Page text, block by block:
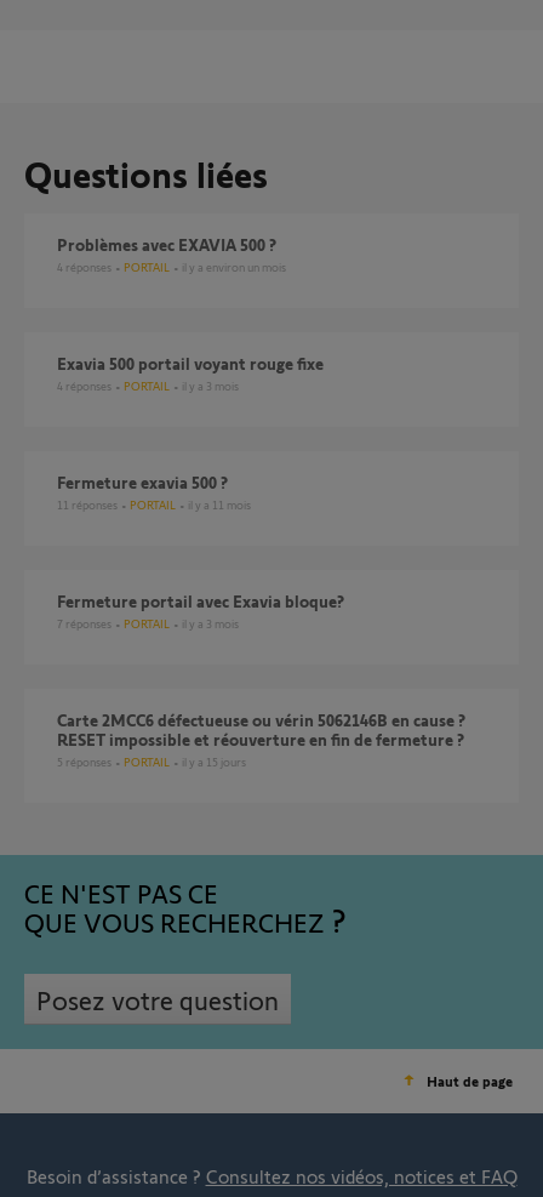
Questions liées
Problèmes avec EXAVIA 500 ?
4 réponses PORTAIL il y a environ un mois
Exavia 500 portail voyant rouge fixe
4 réponses PORTAIL il y a 3 mois
fermeture exavia 500 ?
11 réponses PORTAIL il y a 11 mois
fermeture portail avec Exavia bloque?
7 réponses PORTAIL il y a 3 mois
Carte 2MCC6 défectueuse ou vérin 5062146B en cause ?
RESET impossible et réouverture en fin de fermeture ?
5 réponses PORTAIL il y a 15 jours
CE N'EST PAS CE
QUE VOUS RECHERCHEZ
Posez votre question
Haut de page
Besoin d’assistance ? Consultez nos vidéos, notices et FAQ